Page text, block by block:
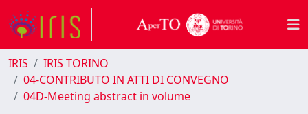
IRIS
IRIS TORINO
04-CONTRIBUTO IN ATTI DI CONVEGNO
04D-Meeting abstract in volume